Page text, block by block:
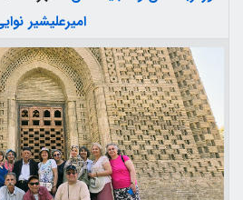
امیرعلیشیر